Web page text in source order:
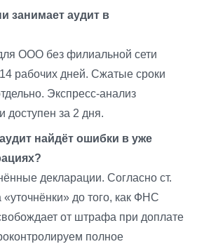
занимает аудит в
ООО без филиальной сети
рабочих дней. Сжатые сроки
Экспресс-анализ
доступен за 2 дня.
найдёт ошибки в уже
декларации. Согласно ст.
до того, как ФНС
от штрафа при доплате
полное